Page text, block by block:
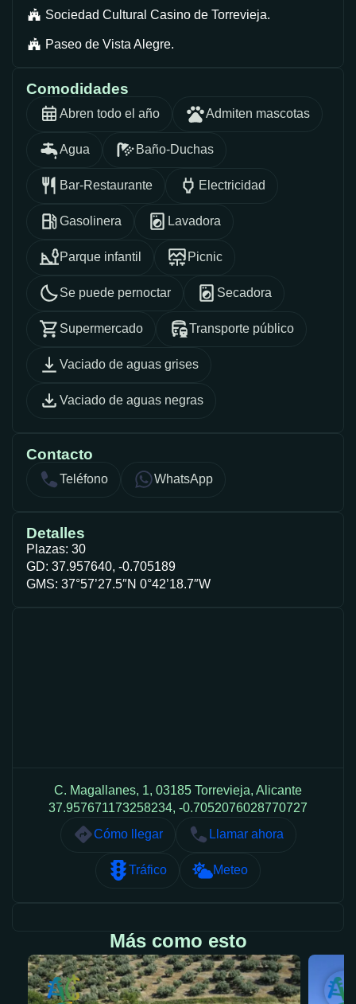
Sociedad Cultural Casino de Torrevieja.
Paseo de Vista Alegre.
Comodidades
Abren todo el año Admiten mascotas
Agua Baño-Duchas
Bar-Restaurante Electricidad
Gasolinera Lavadora
Parque infantil Picnic
Se puede pernoctar Secadora
Supermercado Transporte público
Vaciado de aguas grises
Vaciado de aguas negras
Contacto
Teléfono WhatsApp
Detalles
Plazas: 30
GD: 37.957640, -0.705189
GMS: 37°57’27.5″N 0°42’18.7″W
C. Magallanes, 1, 03185 Torrevieja, Alicante
37.957671173258234, -0.7052076028770727
Cómo llegar
Llamar ahora
Tráfico Meteo
Más como esto